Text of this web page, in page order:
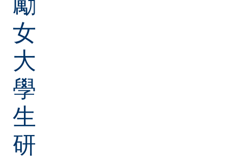
女
大
學
生
研